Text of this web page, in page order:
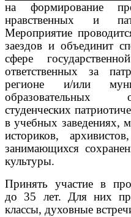
на формирование
нравственных и
Мероприятие
заездов и объединит
сфере
ответственных за
регионе и/или
образовательных
студенческих
в учебных заведениях,
историков,
занимающихся
культуры.
Принять участие в
до 35 лет. Для них
классы, духовные